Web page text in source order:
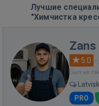
Лучшие
"Химчистка
Zans
5.0 ·
Был на
PRO